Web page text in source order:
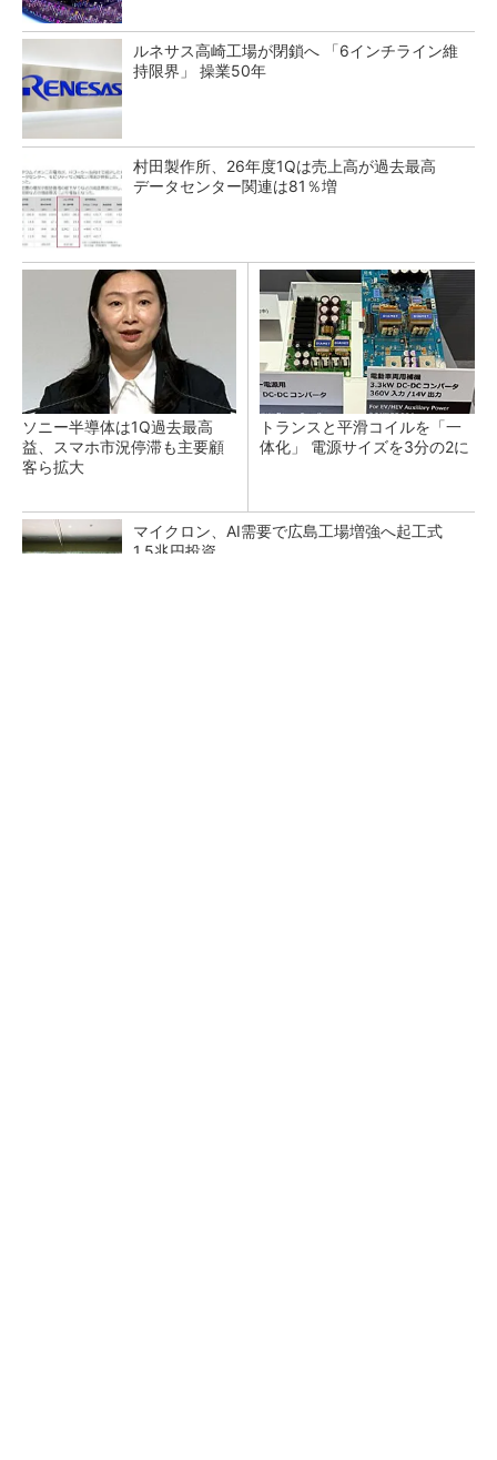
ルネサス高崎工場が閉鎖へ 「6インチライン維
持限界」 操業50年
村田製作所、26年度1Qは売上高が過去最高
データセンター関連は81％増
ソニー半導体は1Q過去最高
益、スマホ市況停滞も主要顧
客ら拡大
トランスと平滑コイルを「一
体化」 電源サイズを3分の2に
マイクロン、AI需要で広島工場増強へ起工式
1.5兆円投資